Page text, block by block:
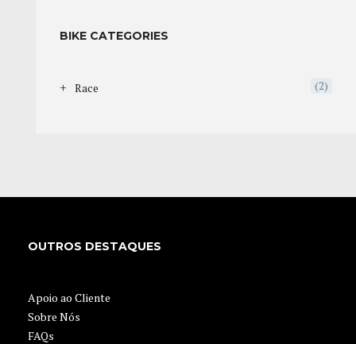
BIKE CATEGORIES
Race (2)
OUTROS DESTAQUES
Apoio ao Cliente
Sobre Nós
FAQs